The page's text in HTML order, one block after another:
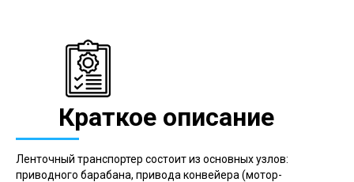
Краткое описание
Ленточный транспортер состоит из основных узлов:
приводного барабана, привода конвейера (мотор-